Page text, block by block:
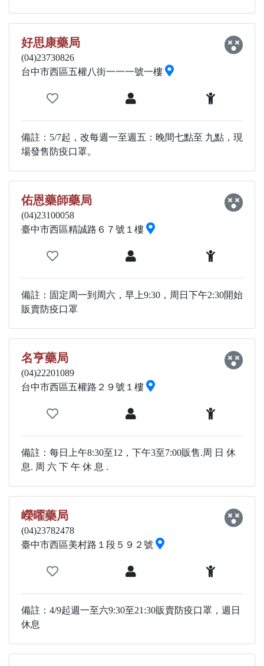
好思康藥局
(04)23730826
台中市西區五權八街一一一號一樓
備註：5/7起，改每週一至週五：晚間七點至 九點，現
場發售防疫口罩。
佑恩藥師藥局
(04)23100058
臺中市西區精誠路６７號１樓
備註：固定周一到周六，早上9:30，周日下午2:30開始
販賣防疫口罩
名亨藥局
(04)22201089
台中市西區五權路２９號１樓
備註：每日上午8:30至12，下午3至7:00販售.周 日 休
息. 周 六 下 午 休 息 .
嶸曜藥局
(04)23782478
臺中市西區美村路１段５９２號
備註：4/9起週一至六9:30至21:30販賣防疫口罩，週日
休息